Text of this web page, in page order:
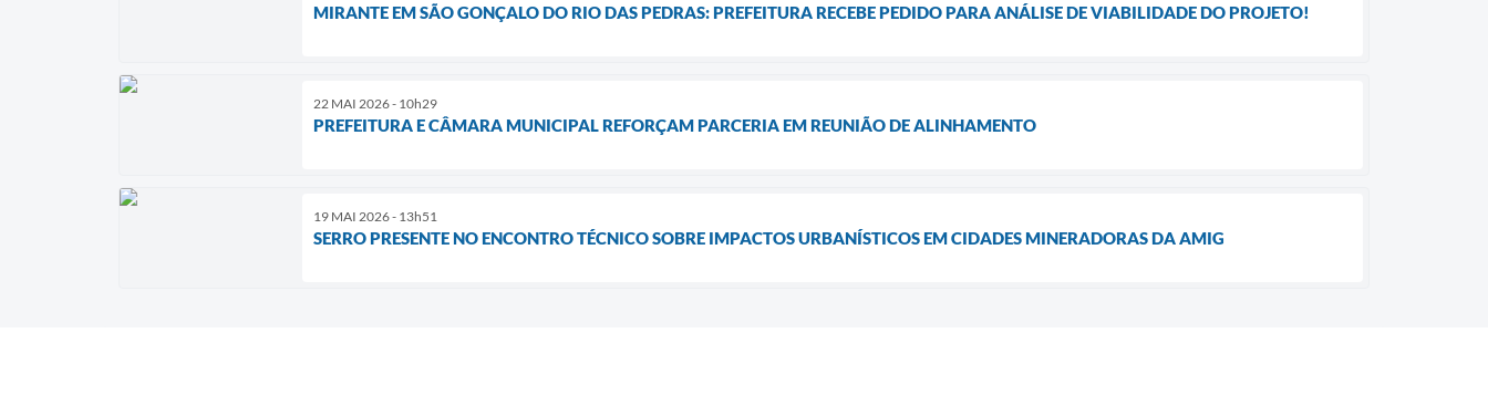
MIRANTE EM SÃO GONÇALO DO RIO DAS PEDRAS: PREFEITURA RECEBE PEDIDO PARA ANÁLISE DE VIABILIDADE DO PROJETO!
22 MAI 2026 - 10h29
PREFEITURA E CÂMARA MUNICIPAL REFORÇAM PARCERIA EM REUNIÃO DE ALINHAMENTO
19 MAI 2026 - 13h51
SERRO PRESENTE NO ENCONTRO TÉCNICO SOBRE IMPACTOS URBANÍSTICOS EM CIDADES MINERADORAS DA AMIG